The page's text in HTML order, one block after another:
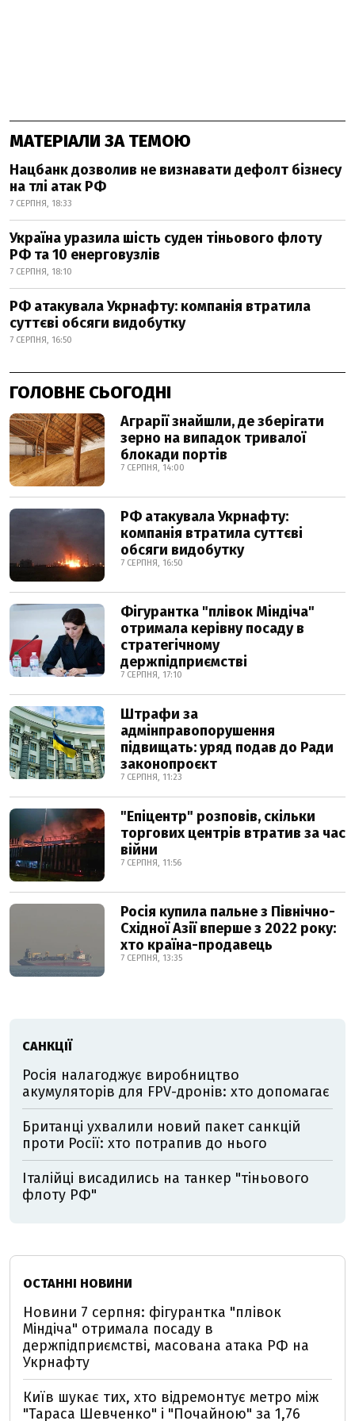
МАТЕРІАЛИ ЗА ТЕМОЮ
Нацбанк дозволив не визнавати дефолт бізнесу
на тлі атак РФ
7 СЕРПНЯ, 18:33
Україна уразила шість суден тіньового флоту
РФ та 10 енерговузлів
7 СЕРПНЯ, 18:10
РФ атакувала Укрнафту: компанія втратила
суттєві обсяги видобутку
7 СЕРПНЯ, 16:50
ГОЛОВНЕ СЬОГОДНІ
Аграрії знайшли, де зберігати
зерно на випадок тривалої
блокади портів
7 СЕРПНЯ, 14:00
РФ атакувала Укрнафту:
компанія втратила суттєві
обсяги видобутку
7 СЕРПНЯ, 16:50
Фігурантка "плівок Міндіча"
отримала керівну посаду в
стратегічному
держпідприємстві
7 СЕРПНЯ, 17:10
Штрафи за
адмінправопорушення
підвищать: уряд подав до Ради
законопроєкт
7 СЕРПНЯ, 11:23
"Епіцентр" розповів, скільки
торгових центрів втратив за час
війни
7 СЕРПНЯ, 11:56
Росія купила пальне з Північно-
Східної Азії вперше з 2022 року:
хто країна-продавець
7 СЕРПНЯ, 13:35
САНКЦІЇ
Росія налагоджує виробництво
акумуляторів для FPV-дронів: хто допомагає
Британці ухвалили новий пакет санкцій
проти Росії: хто потрапив до нього
Італійці висадились на танкер "тіньового
флоту РФ"
ОСТАННІ НОВИНИ
Новини 7 серпня: фігурантка "плівок
Міндіча" отримала посаду в
держпідприємстві, масована атака РФ на
Укрнафту
Київ шукає тих, хто відремонтує метро між
"Тараса Шевченко" і "Почайною" за 1,76